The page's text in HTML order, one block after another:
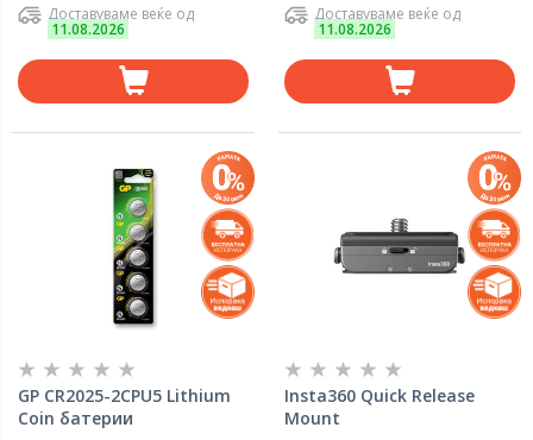
Доставуваме веќе од
11.08.2026
Доставуваме веќе од
11.08.2026
GP CR2025-2CPU5 Lithium
Coin батерии
Insta360 Quick Release
Mount